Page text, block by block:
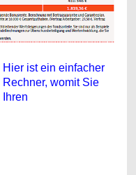
Hier ist ein einfacher
Rechner, womit Sie
Ihren